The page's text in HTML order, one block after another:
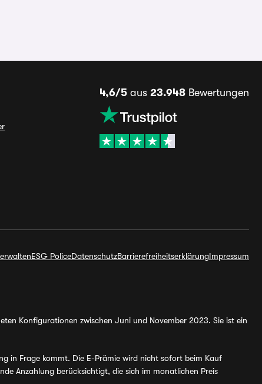
4,6/5aus 23.948Bewertungen
ESG PoliceDatenschutzBarrierefreiheitserklärungImpressum
Konfigurationen zwischen Juni und November 2023. Sie ist ein
in Frage kommt. Die E-Prämie wird nicht sofort beim Kauf
Anzahlung berücksichtigt, die sich im monatlichen Preis